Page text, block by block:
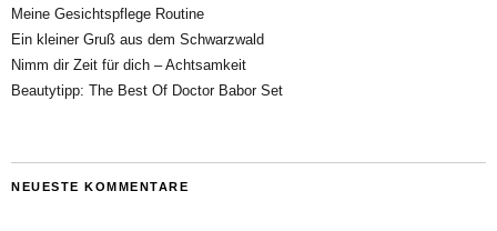
Meine Gesichtspflege Routine
Ein kleiner Gruß aus dem Schwarzwald
Nimm dir Zeit für dich – Achtsamkeit
Beautytipp: The Best Of Doctor Babor Set
NEUESTE KOMMENTARE